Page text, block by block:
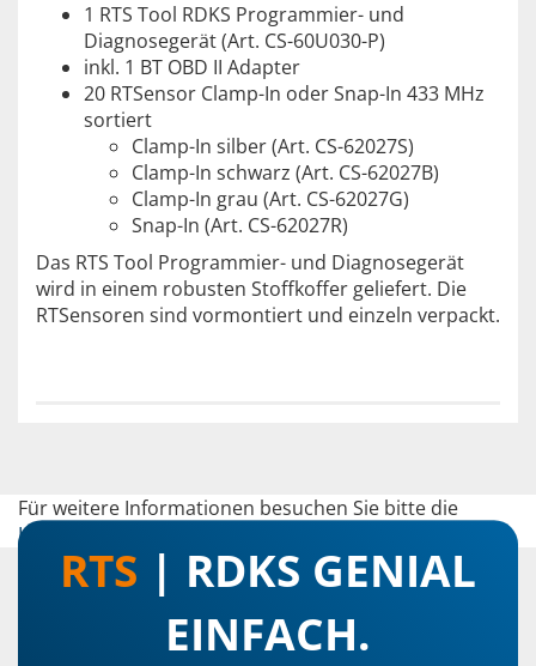
1 RTS Tool RDKS Programmier- und
Diagnosegerät (Art. CS-60U030-P)
inkl. 1 BT OBD II Adapter
20 RTSensor Clamp-In oder Snap-In 433 MHz
sortiert
Clamp-In silber (Art. CS-62027S)
Clamp-In schwarz (Art. CS-62027B)
Clamp-In grau (Art. CS-62027G)
Snap-In (Art. CS-62027R)
Das RTS Tool Programmier- und Diagnosegerät
wird in einem robusten Stoffkoffer geliefert. Die
RTSensoren sind vormontiert und einzeln verpackt.
Für weitere Informationen besuchen Sie bitte die
Homepage
RTS | RDKS GENIAL
EINFACH.